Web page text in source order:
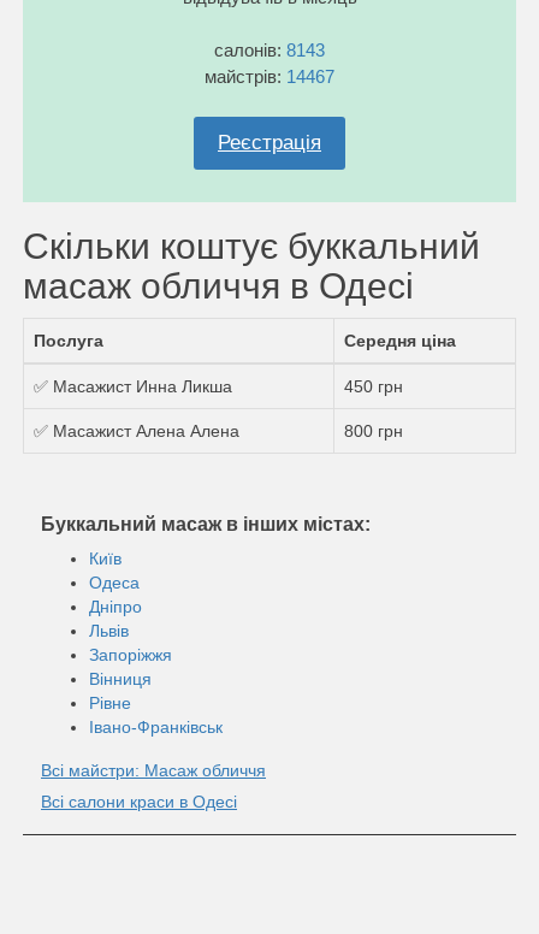
салонів: 8143
майстрів: 14467
Реєстрація
Скільки коштує буккальний
масаж обличчя в Одесі
Послуга Середня ціна
✅ Масажист Инна Ликша 450 грн
✅ Масажист Алена Алена 800 грн
Буккальний масаж в інших містах:
Київ
Одеса
Дніпро
Львів
Запоріжжя
Вінниця
Рівне
Івано-Франківськ
Всі майстри: Масаж обличчя
Всі салони краси в Одесі